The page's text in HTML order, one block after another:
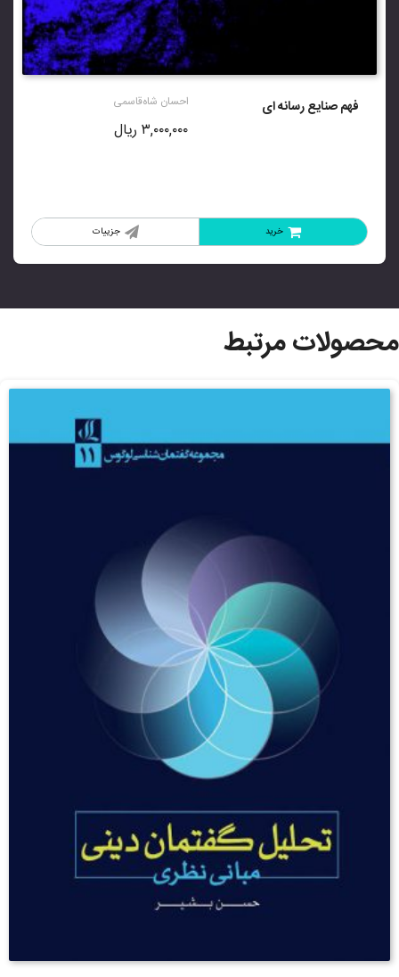
فهم صنایع رسانه ای احسان شاه‌قاسمی
۳,۰۰۰,۰۰۰ ریال
جزییات خرید
محصولات مرتبط